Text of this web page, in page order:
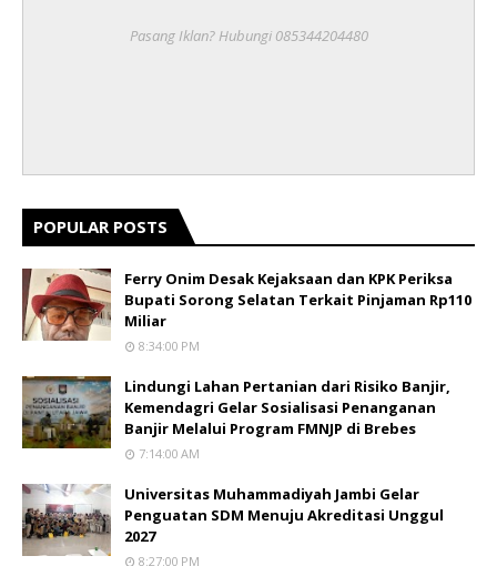
Pasang Iklan? Hubungi 085344204480
POPULAR POSTS
Ferry Onim Desak Kejaksaan dan KPK Periksa
Bupati Sorong Selatan Terkait Pinjaman Rp110
Miliar
8:34:00 PM
Lindungi Lahan Pertanian dari Risiko Banjir,
Kemendagri Gelar Sosialisasi Penanganan
Banjir Melalui Program FMNJP di Brebes
7:14:00 AM
Universitas Muhammadiyah Jambi Gelar
Penguatan SDM Menuju Akreditasi Unggul
2027
8:27:00 PM